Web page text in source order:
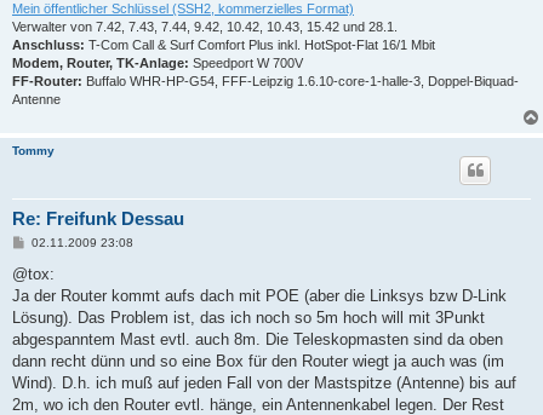
Mein öffentlicher Schlüssel (SSH2, kommerzielles Format)
Verwalter von 7.42, 7.43, 7.44, 9.42, 10.42, 10.43, 15.42 und 28.1.
Anschluss: T-Com Call & Surf Comfort Plus inkl. HotSpot-Flat 16/1 Mbit
Modem, Router, TK-Anlage: Speedport W 700V
FF-Router: Buffalo WHR-HP-G54, FFF-Leipzig 1.6.10-core-1-halle-3, Doppel-Biquad-
Antenne
Tommy
Re: Freifunk Dessau
B
i
r
a
02.11.2009 23:08
@tox:
Ja der Router kommt aufs dach mit POE (aber die Linksys bzw D-Link
Lösung). Das Problem ist, das ich noch so 5m hoch will mit 3Punkt
abgespanntem Mast evtl. auch 8m. Die Teleskopmasten sind da oben
dann recht dünn und so eine Box für den Router wiegt ja auch was (im
Wind). D.h. ich muß auf jeden Fall von der Mastspitze (Antenne) bis auf
2m, wo ich den Router evtl. hänge, ein Antennenkabel legen. Der Rest